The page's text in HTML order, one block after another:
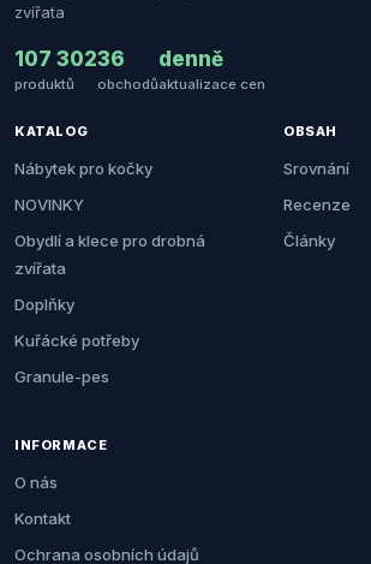
zvířata
107 302
produktů
36
obchodů
denně
aktualizace cen
KATALOG
Nábytek pro kočky
NOVINKY
Obydlí a klece pro drobná
zvířata
Doplňky
Kuřácké potřeby
Granule-pes
OBSAH
Srovnání
Recenze
Články
INFORMACE
O nás
Kontakt
Ochrana osobních údajů